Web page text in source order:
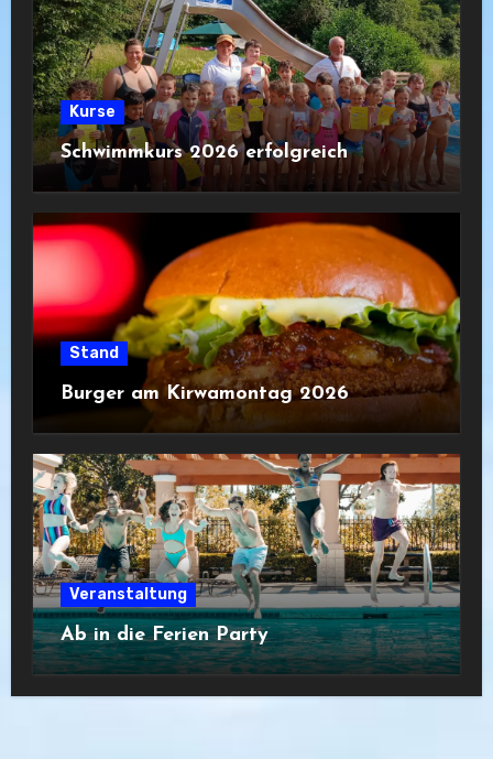
Kurse
Schwimmkurs 2026 erfolgreich
Stand
Burger am Kirwamontag 2026
Veranstaltung
Ab in die Ferien Party